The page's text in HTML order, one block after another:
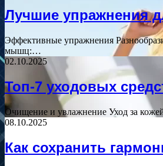
Лучшие упражнения
Эффективные упражнения
мышц:…
02.10.2025
Топ-7 уходовых
Очищение и увлажнение Уход за
08.10.2025
Как сохранить